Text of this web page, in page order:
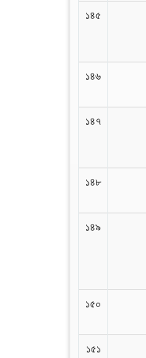
১৪৫
১৪৬
১৪৭
১৪৮
১৪৯
১৫০
১৫১